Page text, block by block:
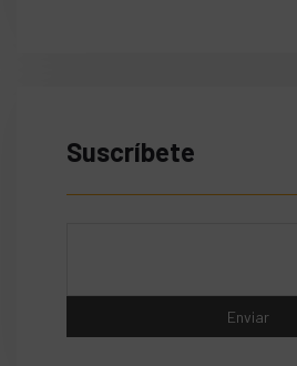
Suscríbete